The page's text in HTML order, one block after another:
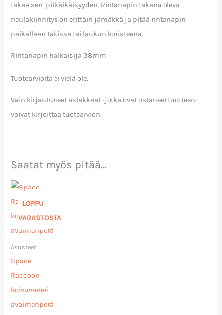
takaa sen pitkäikäisyyden. Rintanapin takana oleva
neulakiinnitys on erittäin jämäkkä ja pitää rintanapin
paikallaan takissa tai laukun koristeena.
Rintanapin halkaisija 38mm
Tuotearvioita ei vielä ole.
Vain kirjautuneet asiakkaat -jotka ovat ostaneet tuotteen-
voivat kirjoittaa tuotearvion.
Saatat myös pitää...
LOPPU
VARASTOSTA
Asusteet
Space
Raccoon
koivuvaneri
avaimenperä